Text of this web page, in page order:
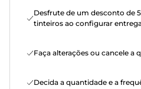
Desfrute de um desconto de
tinteiros ao configurar
Faça alterações ou cancele a
Decida a quantidade e a